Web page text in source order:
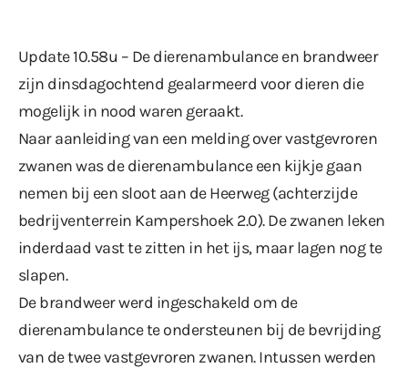
Update 10.58u – De dierenambulance en brandweer
zijn dinsdagochtend gealarmeerd voor dieren die
mogelijk in nood waren geraakt.
Naar aanleiding van een melding over vastgevroren
zwanen was de dierenambulance een kijkje gaan
nemen bij een sloot aan de Heerweg (achterzijde
bedrijventerrein Kampershoek 2.0). De zwanen leken
inderdaad vast te zitten in het ijs, maar lagen nog te
slapen.
De brandweer werd ingeschakeld om de
dierenambulance te ondersteunen bij de bevrijding
van de twee vastgevroren zwanen. Intussen werden